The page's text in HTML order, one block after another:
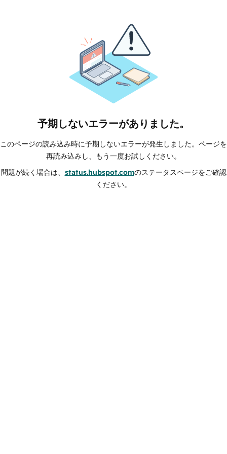
予期しないエラーがありました。
このページの読み込み時に予期しないエラーが発生しました。ページを
再読み込みし、もう一度お試しください。
問題が続く場合は、 status.hubspot.comのステータスページをご確認
ください。